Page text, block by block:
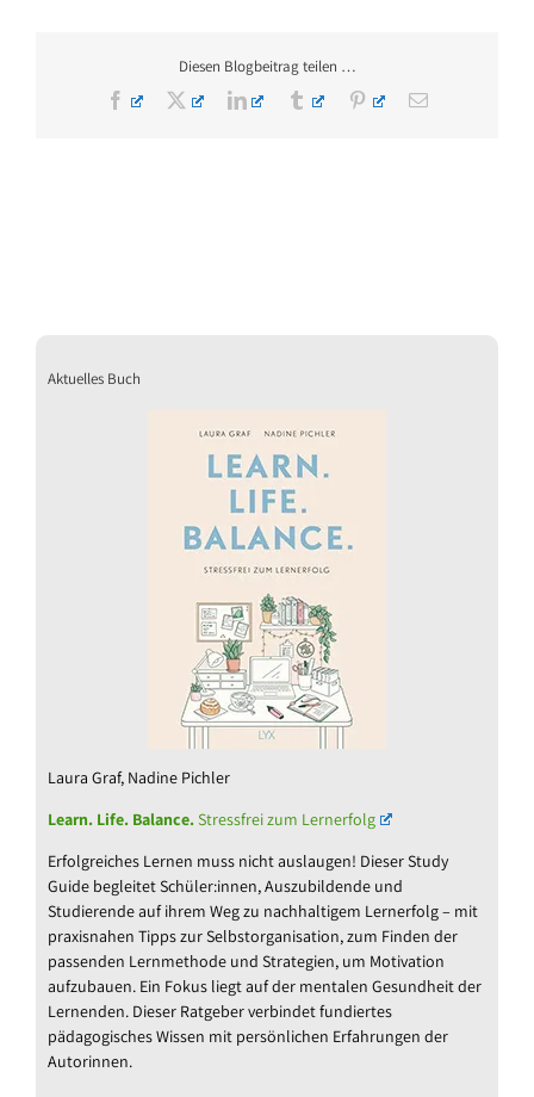
Diesen Blogbeitrag teilen …
Facebook
X LinkedInTumblr PinterestE-
Aktuelles Buch
Laura Graf, Nadine Pichler
Learn. Life. Balance.Stressfrei zum Lernerfolg
Erfolgreiches Lernen muss nicht auslaugen! Dieser Study
Guide begleitet Schüler:innen, Auszubildende und
Studierende auf ihrem Weg zu nachhaltigem Lernerfolg – mit
praxisnahen Tipps zur Selbstorganisation, zum Finden der
passenden Lernmethode und Strategien, um Motivation
aufzubauen. Ein Fokus liegt auf der mentalen Gesundheit der
Lernenden. Dieser Ratgeber verbindet fundiertes
pädagogisches Wissen mit persönlichen Erfahrungen der
Autorinnen.